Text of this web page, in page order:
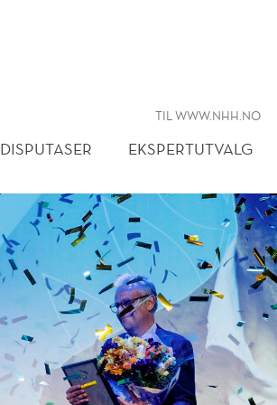
TIL WWW.NHH.NO
DISPUTASER EKSPERTUTVALG